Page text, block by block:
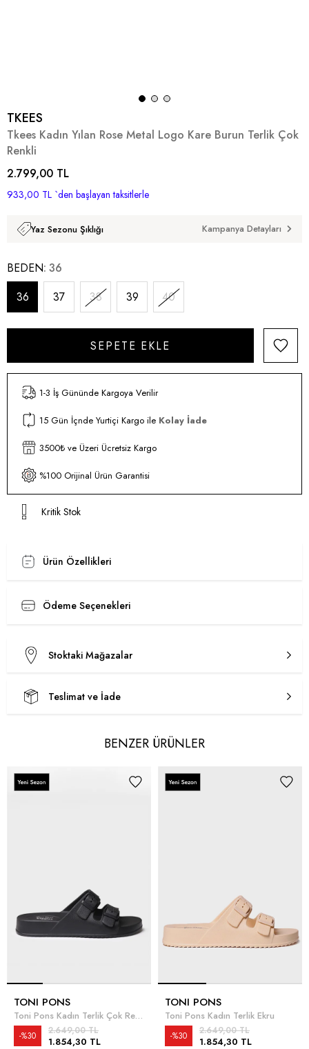
TKEES
Tkees Kadın Yılan Rose Metal Logo Kare Burun Terlik Çok
Renkli
2.799,00 TL
933,00 TL `den başlayan taksitlerle
Yaz Sezonu Şıklığı Kampanya Detayları
BEDEN 36
36
37 38 39 40
1-3 İş Gününde Kargoya Verilir
15 Gün İçnde Yurtiçi Kargo ile Kolay İade
3500₺ ve Üzeri Ücretsiz Kargo
%100 Orijinal Ürün Garantisi
Kritik Stok
Ürün Özellikleri
Ödeme Seçenekleri
Stoktaki Mağazalar
Teslimat ve İade
BENZER ÜRÜNLER
TONI PONS
Toni Pons Kadın Terlik Çok Renkli
1.854,30 TL
2.649,00 TL
%30
TONI PONS
Toni Pons Kadın Terlik Ekru
1.854,30 TL
2.649,00 TL
%30